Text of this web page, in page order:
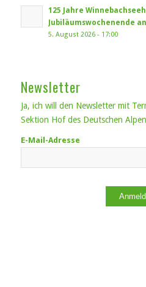
125 Jahre
Jubiläumswochenende
5. August 2026 - 17:00
Newsletter
Ja, ich will den Newsletter mit
Sektion Hof des Deutschen
E-Mail-Adresse